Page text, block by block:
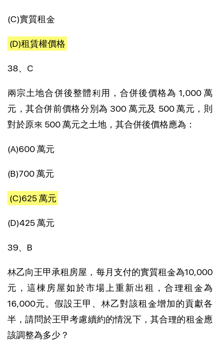
(C)實質租金
(D)租賃權價格
38、C
兩宗土地合併後整體利用，合併後價格為 1,000 萬
元，其合併前價格分別為 300 萬元及 500 萬元，則
對於原來 500 萬元之土地，其合併後價格應為：
(A)600 萬元
(B)700 萬元
(C)625 萬元
(D)425 萬元
39、B
林乙向王甲承租房屋，每月支付的實質租金為10,000
元，這棟房屋如於市場上重新出租，合理租金為
16,000元。假設王甲、林乙對該租金增加的貢獻各
半，請問於王甲考慮續約的情況下，其合理的租金應
該調整為多少？